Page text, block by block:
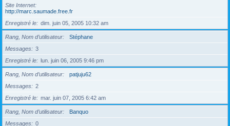
Site Internet
http://marc.saumade.free.fr
Enregistré le
dim. juin 05, 2005 10:32 am
Rang, Nom d’utilisateur
Stéphane
Messages
3
Enregistré le
lun. juin 06, 2005 9:46 pm
Rang, Nom d’utilisateur
patjuju62
Messages
2
Enregistré le
mar. juin 07, 2005 6:42 am
Rang, Nom d’utilisateur
Banquo
Messages
0